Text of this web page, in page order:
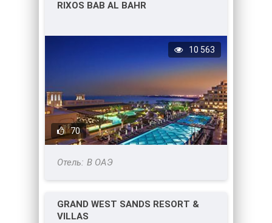
RIXOS BAB AL BAHR
70
10 563
В ОАЭ
GRAND WEST SANDS RESORT &
VILLAS